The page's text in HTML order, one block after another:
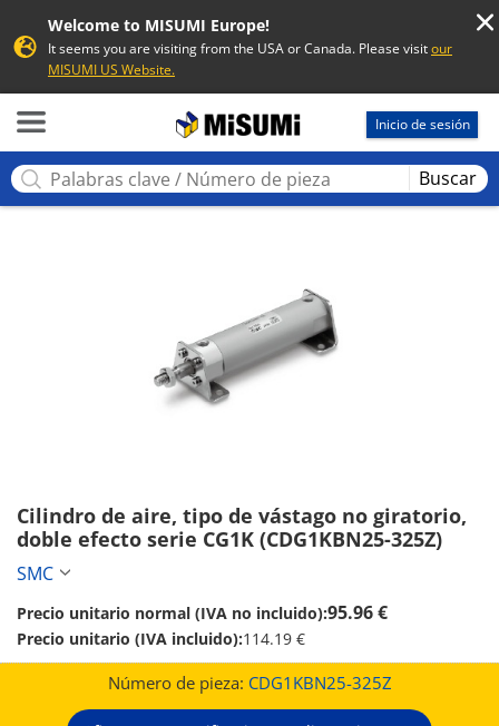
Welcome to MISUMI Europe!
It seems you are visiting from the USA or Canada. Please visitour
MISUMI US Website.
Inicio de sesión
Buscar
Cilindro de aire, tipo de vástago no giratorio,
doble efecto serie CG1K (CDG1KBN25-325Z)
SMC
Precio unitario normal (IVA no incluido):95.96 €
Precio unitario (IVA incluido):114.19 €
Número de pieza: CDG1KBN25-325Z